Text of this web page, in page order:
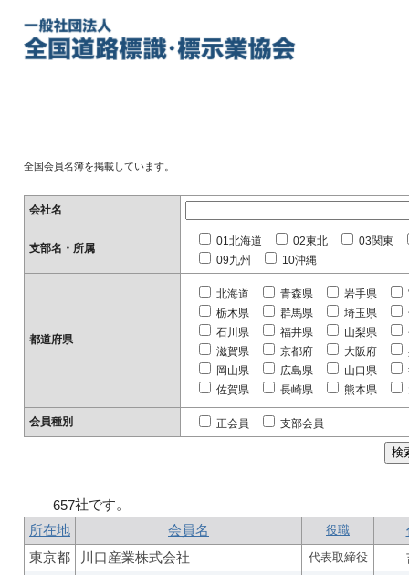
全国会員名簿を掲載しています。
会社名
支部名・所属
01北海道 02東北
03関東
09九州
10沖縄
都道府県
北海道 青森県 岩手県
栃木県
群馬県 埼玉県
石川県
福井県 山梨県
滋賀県
京都府 大阪府
岡山県
広島県 山口県
佐賀県
長崎県 熊本県
会員種別 正会員 支部会員
657社です。
所在地
会員名 役職
東京都
川口産業株式会社 代表取締役